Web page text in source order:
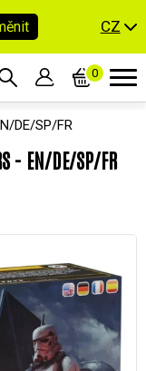
CZ
0
DE/SP/FR
- EN/DE/SP/FR